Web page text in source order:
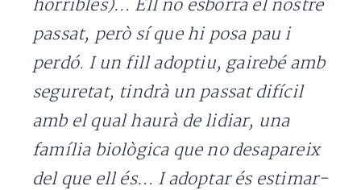
horribles)… Ell no esborra el nostre
passat, però sí que hi posa pau i
perdó. I un fill adoptiu, gairebé amb
seguretat, tindrà un passat difícil
amb el qual haurà de lidiar, una
família biològica que no desapareix
del que ell és… I adoptar és estimar-